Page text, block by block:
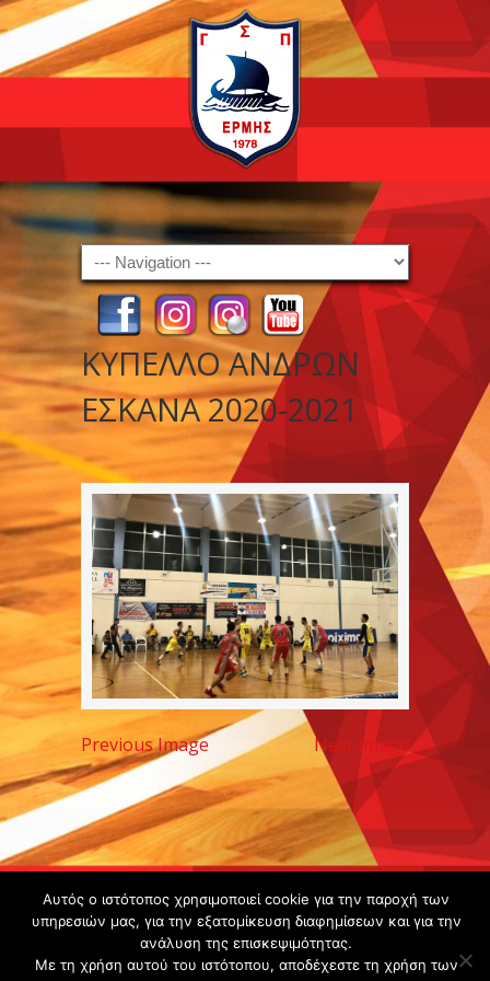
Navigation
ΚΥΠΕΛΛΟ ΑΝΔΡΩΝ
ΕΣΚΑΝΑ 2020-2021
Previous Image Next Image
Copyright ©
2020 -
Gsperamatosermis.gr
Αυτός ο ιστότοπος χρησιμοποιεί cookie για την παροχή των
υπηρεσιών μας, για την εξατομίκευση διαφημίσεων και για την
ανάλυση της επισκεψιμότητας.
Με τη χρήση αυτού του ιστότοπου, αποδέχεστε τη χρήση των